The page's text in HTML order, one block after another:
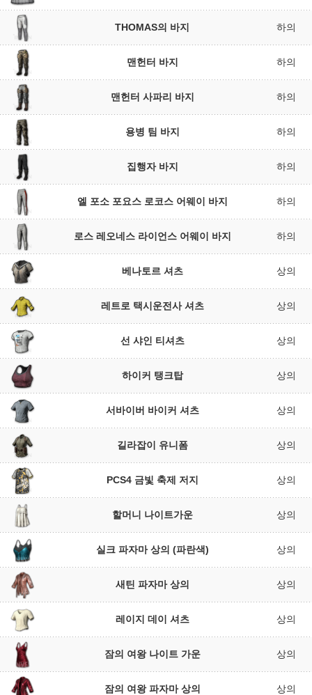
THOMAS의 바지 하의
맨헌터 바지 하의
맨헌터 사파리 바지 하의
용병 팀 바지 하의
집행자 바지 하의
엘 포소 포요스 로코스 어웨이 바지 하의
로스 레오네스 라이언스 어웨이 바지 하의
베나토르 셔츠 상의
레트로 택시운전사 셔츠 상의
선 샤인 티셔츠 상의
하이커 탱크탑 상의
서바이버 바이커 셔츠 상의
길라잡이 유니폼 상의
PCS4 금빛 축제 저지 상의
할머니 나이트가운 상의
실크 파자마 상의 (파란색) 상의
새틴 파자마 상의 상의
레이지 데이 셔츠 상의
잠의 여왕 나이트 가운 상의
잠의 여왕 파자마 상의 상의